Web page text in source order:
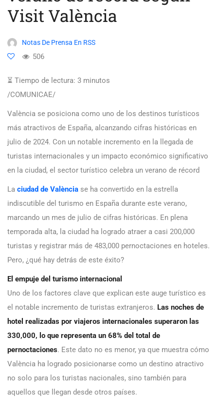
Visit València
Notas De Prensa En RSS
506
⏳ Tiempo de lectura: 3 minutos
/COMUNICAE/
València se posiciona como uno de los destinos turísticos
más atractivos de España, alcanzando cifras históricas en
julio de 2024. Con un notable incremento en la llegada de
turistas internacionales y un impacto económico significativo
en la ciudad, el sector turístico celebra un verano de récord
La ciudad de València se ha convertido en la estrella
indiscutible del turismo en España durante este verano,
marcando un mes de julio de cifras históricas. En plena
temporada alta, la ciudad ha logrado atraer a casi 200,000
turistas y registrar más de 483,000 pernoctaciones en hoteles.
Pero, ¿qué hay detrás de este éxito?
El empuje del turismo internacional
Uno de los factores clave que explican este auge turístico es
el notable incremento de turistas extranjeros. Las noches de
hotel realizadas por viajeros internacionales superaron las
330,000, lo que representa un 68% del total de
pernoctaciones. Este dato no es menor, ya que muestra cómo
València ha logrado posicionarse como un destino atractivo
no solo para los turistas nacionales, sino también para
aquellos que llegan desde otros países.